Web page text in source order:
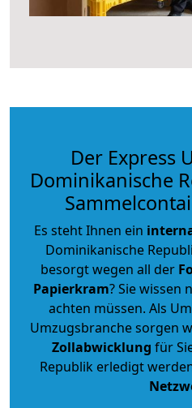
Der Express
Dominikanische
Es steht Ihnen ein
Dominikanische
besorgt wegen all der
Papierkram? Sie wissen
achten müssen. Als
Umzugsbranche sorgen
Zollabwicklung für
Republik erledigt